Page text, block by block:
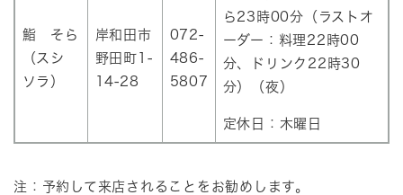
鮨 そら
（スシ
ソラ）
岸和田市
野田町1-
14-28
072-
486-
5807
ら23時00分（ラストオ
ーダー：料理22時00
分、ドリンク22時30
分）（夜）
定休日：木曜日
注：予約して来店されることをお勧めします。